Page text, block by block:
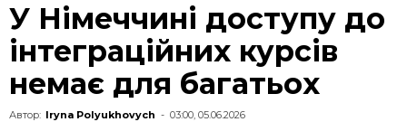
У Німеччині доступу до
інтеграційних курсів
немає для багатьох
Автор: Iryna Polyukhovych - 03:00, 05.06.2026